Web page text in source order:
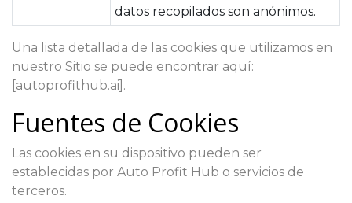
datos recopilados son anónimos.
Una lista detallada de las cookies que utilizamos en
nuestro Sitio se puede encontrar aquí:
[autoprofithub.ai].
Fuentes de Cookies
Las cookies en su dispositivo pueden ser
establecidas por Auto Profit Hub o servicios de
terceros.